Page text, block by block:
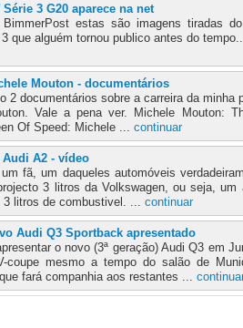
3 G20 aparece na net
estas são imagens tiradas
que alguém tornou publico antes do
Mouton - documentários
2 documentários sobre a carreira da minha
Vale a pena ver. Michele Mouton:
Of Speed: Michele ... continuar
Audi A2 - vídeo
fã, um daqueles automóveis
3 litros da Volkswagen, ou seja, um
3 litros de combustivel. ... continuar
Audi Q3 Sportback apresentado
o novo (3ª geração) Audi Q3 em
coupe mesmo a tempo do salão de
fará companhia aos restantes ...